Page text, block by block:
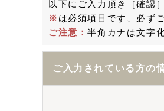
以下にご入力頂き［確認
※ は必須項目です、必ず
ご注意：半角カナは文字
ご入力されている方の